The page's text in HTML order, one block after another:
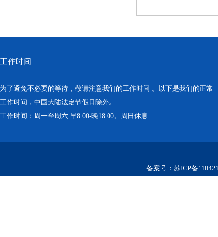
工作时间
为了避免不必要的等待，敬请注意我们的工作时间 。以下是我们的正常
工作时间，中国大陆法定节假日除外。
工作时间：周一至周六 早8:00-晚18:00。周日休息
备案号： 苏ICP备